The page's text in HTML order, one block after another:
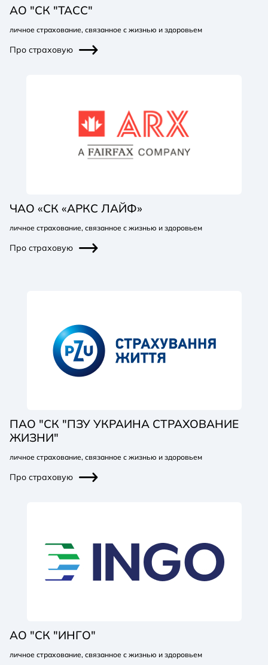
АО "СК "ТАСС"
личное страхование, связанное с жизнью и здоровьем
Про страховую
ЧАО «СК «АРКС ЛАЙФ»
личное страхование, связанное с жизнью и здоровьем
Про страховую
ПАО "СК "ПЗУ УКРАИНА СТРАХОВАНИЕ
ЖИЗНИ"
личное страхование, связанное с жизнью и здоровьем
Про страховую
АО "СК "ИНГО"
личное страхование, связанное с жизнью и здоровьем